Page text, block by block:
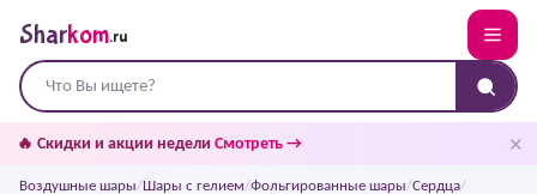
Sharkom.ru
🔥 Скидки и акции недели Смотреть → ✕
Воздушные шары/Шары с гелием/Фольгированные шары/Сердца/